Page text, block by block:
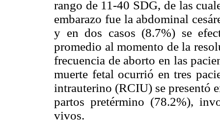
rango de 11-40 SDG, de las
embarazo fue la abdominal
y en dos casos (8.7%) se
promedio al momento de la
frecuencia de aborto en las
muerte fetal ocurrió en tres
intrauterino (RCIU) se presentó
partos pretérmino (78.2%),
vivos.